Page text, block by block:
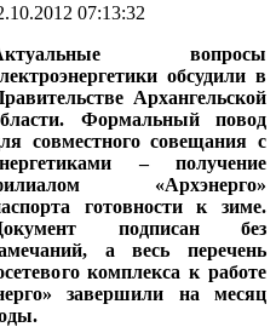
07:13:32
вопросы
обсудили в
Архангельской
Формальный повод
совместного совещания с
– получение
«Архэнерго»
готовности к зиме.
подписан без
а весь перечень
комплекса к работе
завершили на месяц